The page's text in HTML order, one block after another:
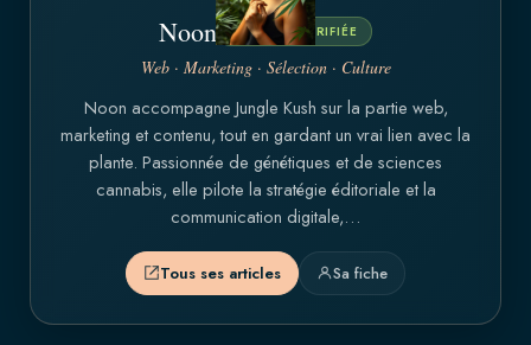
Noon BREEDER VÉRIFIÉE
Web · Marketing · Sélection · Culture
Noon accompagne Jungle Kush sur la partie web,
marketing et contenu, tout en gardant un vrai lien avec la
plante. Passionnée de génétiques et de sciences
cannabis, elle pilote la stratégie éditoriale et la
communication digitale,…
Tous ses articles Sa fiche